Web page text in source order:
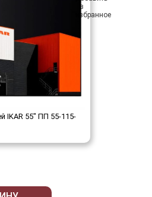
IKAR 55" ПП 55-115-